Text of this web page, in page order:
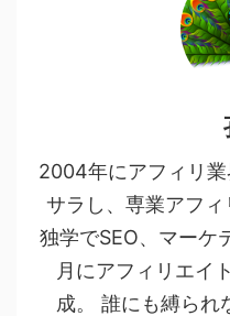
2004年にアフィリ
サラし、専業アフ
独学でSEO、マーケ
月にアフィリエイ
成。 誰にも縛られ